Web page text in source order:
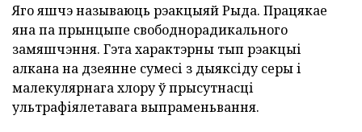
Яго яшчэ называюць рэакцыяй Рыда. Працякае
яна па прынцыпе свободнорадикального
замяшчэння. Гэта характэрны тып рэакцыі
алкана на дзеянне сумесі з дыяксіду серы і
малекулярнага хлору ў прысутнасці
ультрафіялетавага выпраменьвання.